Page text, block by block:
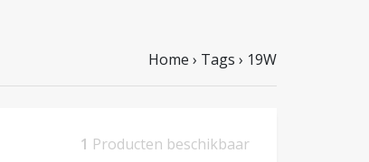
Home › Tags › 19W
1 Producten beschikbaar